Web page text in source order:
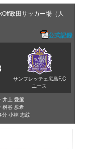
政田サッカー場（人
公式記録
サンフレッチェ広島F.C
ユース
井上 愛簾
桝谷 歩希
分 小林 志紋